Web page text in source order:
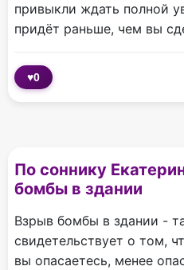
привыкли ждать полной
придёт раньше, чем вы
♥0
По соннику
бомбы в здании
Взрыв бомбы в здании -
свидетельствует о том,
вы опасаетесь, менее